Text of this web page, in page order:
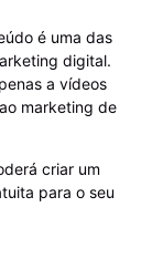
é uma das
digital.
a vídeos
marketing de
criar um
para o seu